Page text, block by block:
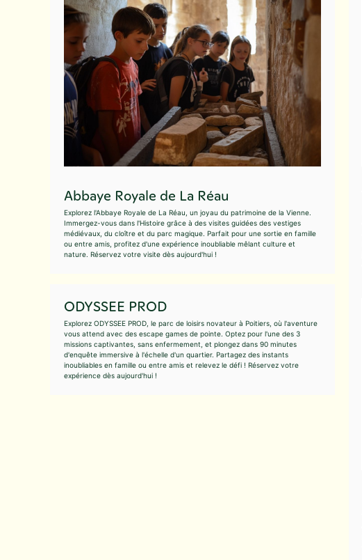
Abbaye Royale de La Réau
Explorez l'Abbaye Royale de La Réau, un joyau du patrimoine de la Vienne.
Immergez-vous dans l'Histoire grâce à des visites guidées des vestiges
médiévaux, du cloître et du parc magique. Parfait pour une sortie en famille
ou entre amis, profitez d'une expérience inoubliable mêlant culture et
nature. Réservez votre visite dès aujourd'hui !
ODYSSEE PROD
Explorez ODYSSEE PROD, le parc de loisirs novateur à Poitiers, où l'aventure
vous attend avec des escape games de pointe. Optez pour l'une des 3
missions captivantes, sans enfermement, et plongez dans 90 minutes
d'enquête immersive à l'échelle d'un quartier. Partagez des instants
inoubliables en famille ou entre amis et relevez le défi ! Réservez votre
expérience dès aujourd'hui !